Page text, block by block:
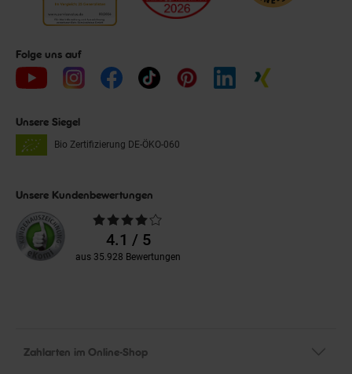
Folge uns auf
Unsere Siegel
Bio Zertifizierung DE-ÖKO-060
Unsere Kundenbewertungen
Durchschnittliche
Bewertungen4.1 / 5
aus 35.928 Bewertungen
Zahlarten im Online-Shop